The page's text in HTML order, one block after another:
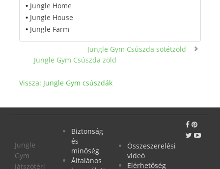
• Jungle Home
• Jungle House
• Jungle Farm
Jungle Gym Csúszda sötétzöld
Jungle Gym Csúszda zöld
Vissza: Jungle Gym csúszdák
Jungle
Gym
játszótéri
Biztonság
és
minőség
Általános
Összeszerelési
videó
Elérhetőség